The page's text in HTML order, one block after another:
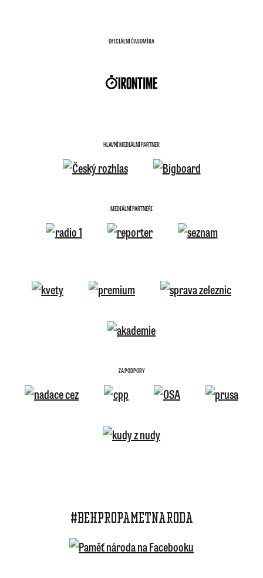
OFICIÁLNÍ ČASOMÍRA
HLAVNÍ MEDIÁLNÍ PARTNER
MEDIÁLNÍ PARTNEŘI
ZA PODPORY
#BEHPROPAMETNARODA